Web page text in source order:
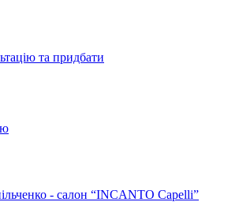
та придбати
- салон “INCANTO Capelli”